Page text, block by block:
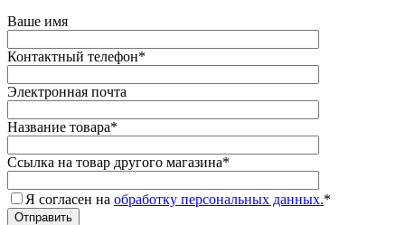
Ваше имя
Контактный телефон*
Электронная почта
Название товара*
Ссылка на товар другого магазина*
Я согласен на обработку персональных данных.*